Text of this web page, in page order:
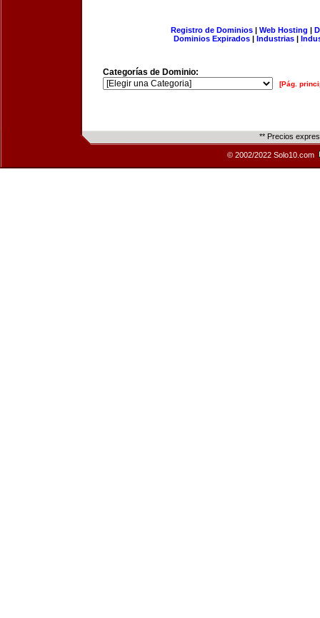
Registro de Dominios| Web Hosting |
Dominios Expirados | Industrias |
Categorías de Dominio:
[Pág.
** Precios
© 2002/2022 Solo10.com